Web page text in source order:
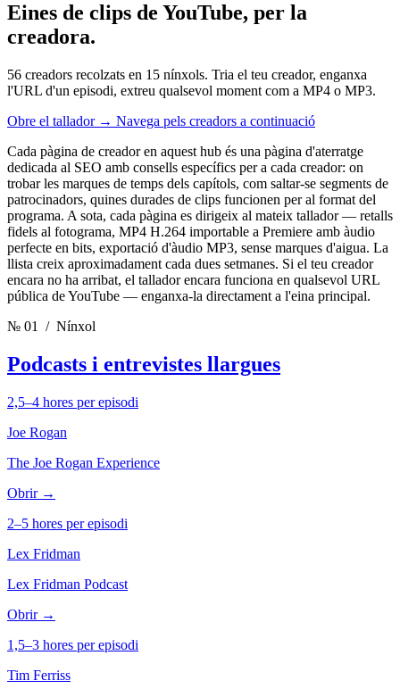
Eines de clips de YouTube, per la
creadora.
56 creadors recolzats en 15 nínxols. Tria el teu creador, enganxa
l'URL d'un episodi, extreu qualsevol moment com a MP4 o MP3.
Obre el tallador → Navega pels creadors a continuació
Cada pàgina de creador en aquest hub és una pàgina d'aterratge
dedicada al SEO amb consells específics per a cada creador: on
trobar les marques de temps dels capítols, com saltar-se segments de
patrocinadors, quines durades de clips funcionen per al format del
programa. A sota, cada pàgina es dirigeix al mateix tallador — retalls
fidels al fotograma, MP4 H.264 importable a Premiere amb àudio
perfecte en bits, exportació d'àudio MP3, sense marques d'aigua. La
llista creix aproximadament cada dues setmanes. Si el teu creador
encara no ha arribat, el tallador encara funciona en qualsevol URL
pública de YouTube — enganxa-la directament a l'eina principal.
№ 01
/ Nínxol
Podcasts i entrevistes llargues
2,5–4 hores per episodi
Joe Rogan
The Joe Rogan Experience
Obrir →
2–5 hores per episodi
Lex Fridman
Lex Fridman Podcast
Obrir →
1,5–3 hores per episodi
Tim Ferriss